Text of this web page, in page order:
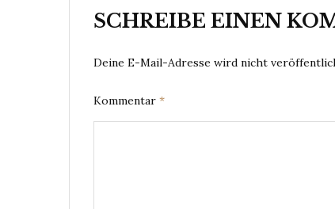
SCHREIBE EINEN
Deine E-Mail-Adresse wird nicht
Kommentar *